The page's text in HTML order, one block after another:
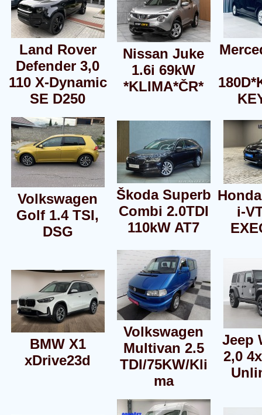
Land Rover
Defender 3,0
110 X-Dynamic
SE D250
Nissan Juke
1.6i 69kW
*KLIMA*ČR*
Volkswagen
Golf 1.4 TSI,
DSG
Škoda Superb
Combi 2.0TDI
110kW AT7
i-
BMW X1
xDrive23d
Volkswagen
Multivan 2.5
TDI/75KW/Kli
ma
Jeep
2,0